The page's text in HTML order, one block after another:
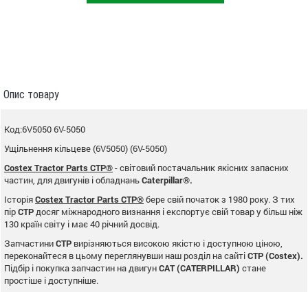
Опис товару
Код:6V5050 6V-5050
Ущільнення кільцеве (6V5050) (6V-5050)
Costex Tractor Parts CTP®- світовий постачальник якісних запасних
частин, для двигунів і обладнаньCaterpillar®.
ІсторіяCostex Tractor Parts CTP®бере свій початок з 1980 року. З тих
пірCTP досяг міжнародного визнання і експортує свій товар у більш ніж
130 країн світу і має 40 річний досвід.
ЗапчастиниCTP вирізняються високою якістю і доступною ціною,
переконайтеся в цьому переглянувши наш розділ на сайтіCTP (Costex).
Підбір і покупка запчастин на двигунCAT (CATERPILLAR) стане
простіше і доступніше.